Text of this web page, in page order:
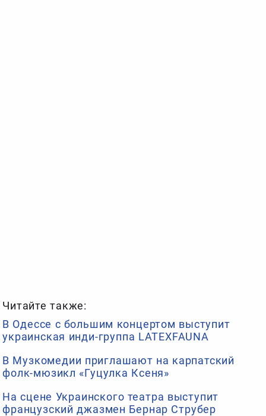
Читайте также:
В Одессе с большим концертом выступит
украинская инди-группа LATEXFAUNA
В Музкомедии приглашают на карпатский
фолк-мюзикл «Гуцулка Ксеня»
На сцене Украинского театра выступит
французский джазмен Бернар Струбер